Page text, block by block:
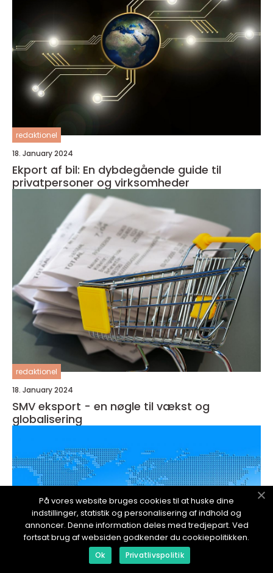
redaktionel
18. January 2024
Ekport af bil: En dybdegående guide til
privatpersoner og virksomheder
redaktionel
18. January 2024
SMV eksport - en nøgle til vækst og
globalisering
På vores website bruges cookies til at huske dine
indstillinger, statistik og personalisering af indhold og
annoncer. Denne information deles med tredjepart. Ved
fortsat brug af websiden godkender du cookiepolitikken.
Ok Privatlivspolitik